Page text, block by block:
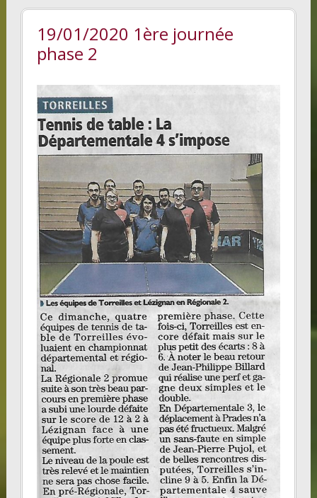
19/01/2020 1ère journée
phase 2